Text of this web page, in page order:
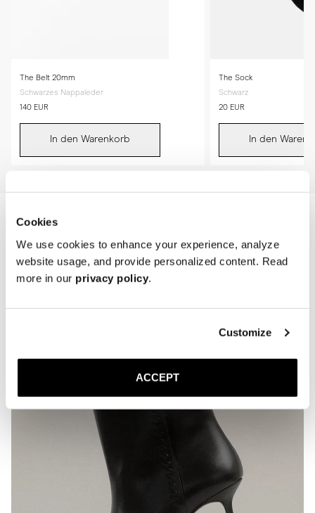
Cookies
We use cookies to enhance your experience, analyze
website usage, and provide personalized content. Read
more in our privacy policy.
Customize
ACCEPT
The Belt 20mm
Schwarzes Nappaleder
140 EUR
In den Warenkorb
The Sock
Schwarz
20 EUR
In den